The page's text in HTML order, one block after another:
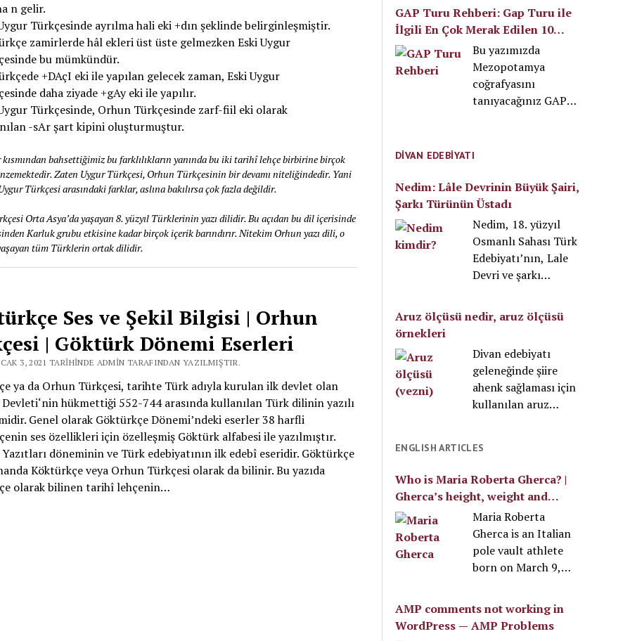
n gelir.
Türkçesinde ayrılma hali eki +dın şeklinde belirginleşmiştir.
zamirlerde hâl ekleri üst üste gelmezken Eski Uygur
bu mümkündür.
+DAçI eki ile yapılan gelecek zaman, Eski Uygur
daha ziyade +gAy eki ile yapılır.
Türkçesinde, Orhun Türkçesinde zarf-fiil eki olarak
-sAr şart kipini oluşturmuştur.
bahsettiğimiz bu farklılıkların yanında bu iki tarihî lehçe birbirine birçok
Zaten Uygur Türkçesi, Orhun Türkçesinin bir devamı niteliğindedir. Yani
Türkçesi arasındaki farklar, aslına bakılırsa çok fazla değildir.
Orta Asya’da yaşayan 8. yüzyıl Türklerinin yazı dilidir. Bu açıdan bu dil içerisinde
Karluk grubu etkisine kadar birçok içerik barındırır. Nitekim Orhun yazı dili, o
tüm Türklerin ortak dilidir.
Ses ve Şekil Bilgisi | Orhun
| Göktürk Dönemi Eserleri
3, 2021 TARIHINDE ADMIN TARAFINDAN YAZILMIŞTIR.
ya da Orhun Türkçesi, tarihte Türk adıyla kurulan ilk devlet olan
hükmettiği 552-744 arasında kullanılan Türk dilinin yazılı
Genel olarak Göktürkçe Dönemi’ndeki eserler 38 harfli
ses özellikleri için özelleşmiş Göktürk alfabesi ile yazılmıştır.
döneminin ve Türk edebiyatının ilk edebî eseridir. Göktürkçe
Köktürkçe veya Orhun Türkçesi olarak da bilinir. Bu yazıda
olarak bilinen tarihî lehçenin…
GAP Turu Rehberi: Gap Turu ile
İlgili En Çok Merak Edilen 10
Soru
Bu yazımızda
Mezopotamya
coğrafyasını
tanıyacağınız GAP
rehberi hazırladık.
isteyen herkesin
bilmesi gereken
tecrübelerimizi
paylaştık. Aşağıda
GAP turu ile ilgili en
çok merak edilen 10
soruyu yanıtlıyoruz.
ne zaman yapılmalı,
giyilmeli ve nereyi
gezmeli gibi temel
soruları
yanıtlayalım.
DIVAN EDEBIYATI
Nedim: Lâle Devrinin Büyük Şairi,
Şarkı Türünün Üstadı
Nedim, 18. yüzyıl
Osmanlı Sahası Türk
Edebiyatı’nın, Lale
Devri ve şarkı
şairi olmasının yanı
sıra, divan şiirine
kendine has üslubu
sayesinde divan
edebiyatının da en
ünlü şairlerinden
özdeşleşmiştir. 17.
ile 18. yüzyılın ilk
yarısında yaşamış
olan şairin, asıl adı
Ahmed’dir. Eserleri
Divan, Sahâifü’l-
Ahbâr Tercümesi ve
Nedim’in edebî
kişiliğini maddeler
Aruz ölçüsü nedir, aruz ölçüsü
örnekleri
Divan edebiyatı
geleneğinde şiire
ahenk sağlaması için
kullanılan aruz
aşağıda aruz ölçüsü
örnekleri, en çok
kullanılan kalıpları
ve aruz vezninin
tarihçesini
öğrenebilirsiniz.
ENGLISH ARTICLES
Who is Maria Roberta Gherca? |
Gherca’s height, weight and
video
Maria Roberta
Gherca is an Italian
pole vault athlete
born on March 9,
weight is estimated
at 62 kg, and her
height is 172 cm.
AMP comments not working in
WordPress — AMP Problems